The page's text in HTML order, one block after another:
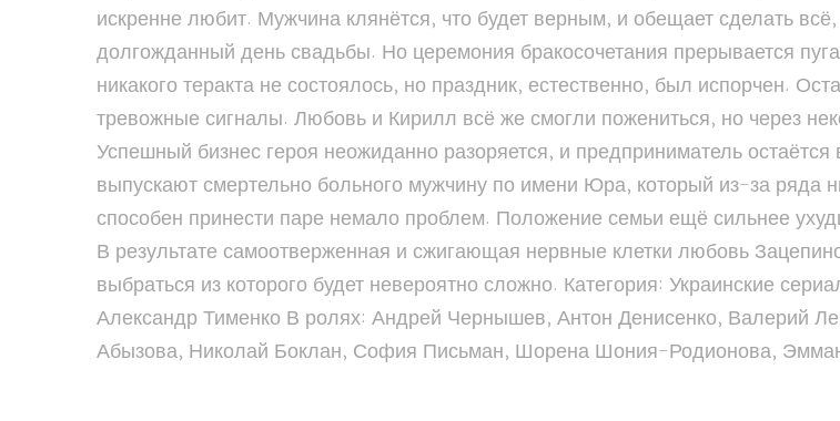
искренне любит. Мужчина клянётся, что будет верным, и обещает сделать
долгожданный день свадьбы. Но церемония бракосочетания прерывается
никакого теракта не состоялось, но праздник, естественно, был испорчен.
тревожные сигналы. Любовь и Кирилл всё же смогли пожениться, но через
Успешный бизнес героя неожиданно разоряется, и предприниматель
выпускают смертельно больного мужчину по имени Юра, который из-за
способен принести паре немало проблем. Положение семьи ещё сильнее
В результате самоотверженная и сжигающая нервные клетки любовь
выбраться из которого будет невероятно сложно. Категория: Украинские
Александр Тименко В ролях: Андрей Чернышев, Антон Денисенко, Валерий
Абызова, Николай Боклан, София Письман, Шорена Шония-Родионова,